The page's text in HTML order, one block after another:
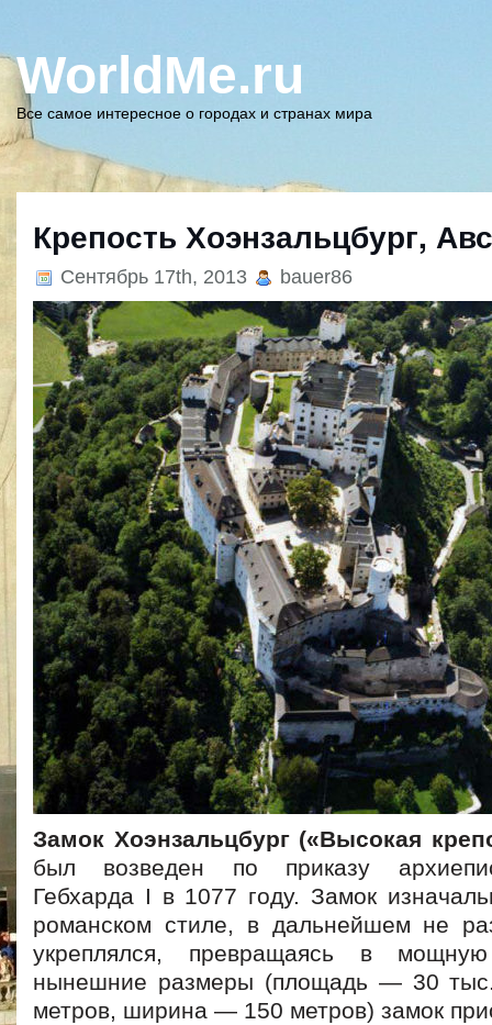
WorldMe.ru
Все самое интересное о городах и странах мира
Крепость Хоэнзальцбург,
Сентябрь 17th, 2013 bauer86
Замок Хоэнзальцбург («Высокая
был возведен по приказу
Гебхарда I в 1077 году. Замок
романском стиле, в дальнейшем не
укреплялся, превращаясь в
нынешние размеры (площадь — 30
метров, ширина — 150 метров) замок